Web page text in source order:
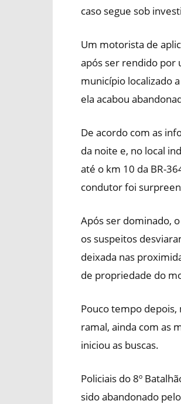
caso segue sob
Um motorista de
após ser rendido por
município localizado
ela acabou
De acordo com as
da noite e, no local
até o km 10 da BR-
condutor foi
Após ser dominado,
os suspeitos
deixada nas
de propriedade do
Pouco tempo
ramal, ainda com as
iniciou as buscas.
Policiais do 8º
sido abandonado